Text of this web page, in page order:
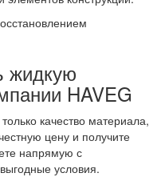
жидкую
HAVEG
качество материала,
цену и получите
напрямую с
условия.